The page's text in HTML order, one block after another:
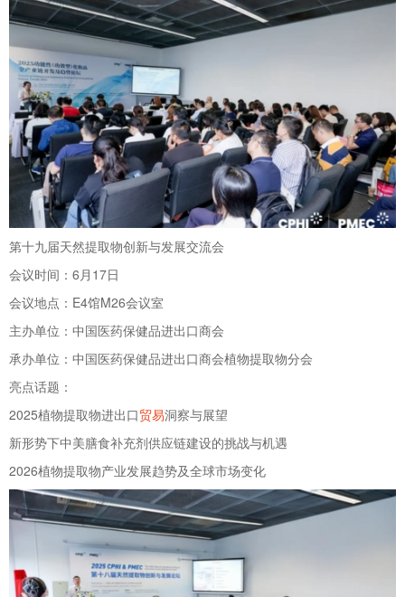
第十九届天然提取物创新与发展交流会
会议时间：6月17日
会议地点：E4馆M26会议室
主办单位：中国医药保健品进出口商会
承办单位：中国医药保健品进出口商会植物提取物分会
亮点话题：
2025植物提取物进出口贸易洞察与展望
新形势下中美膳食补充剂供应链建设的挑战与机遇
2026植物提取物产业发展趋势及全球市场变化